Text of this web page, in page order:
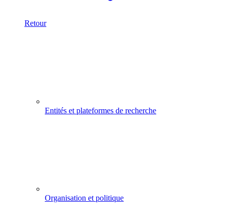
Retour
Entités et plateformes de recherche
Organisation et politique